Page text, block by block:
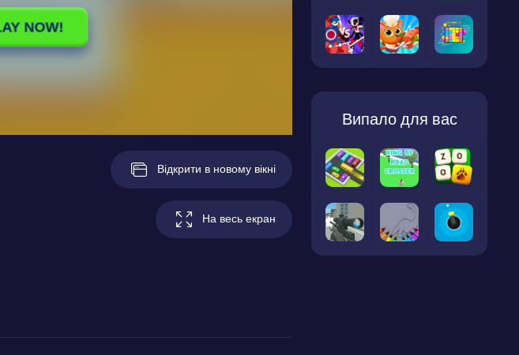
Відкрити в новому вікні
На весь екран
Випало для вас